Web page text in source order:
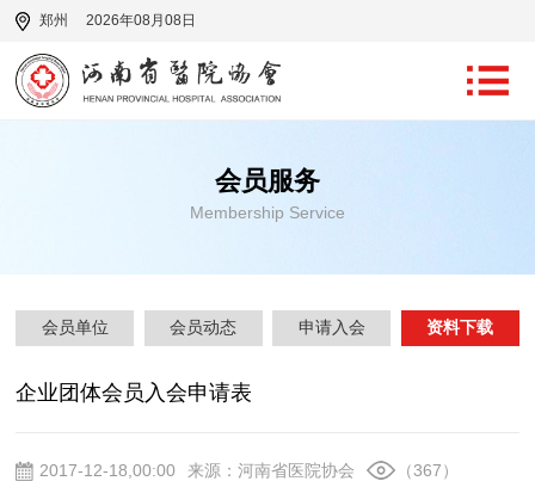
郑州 2026年08月08日
会员服务
Membership Service
会员单位 会员动态 申请入会 资料下载
企业团体会员入会申请表
2017-12-18,00:00 来源：河南省医院协会
（367）